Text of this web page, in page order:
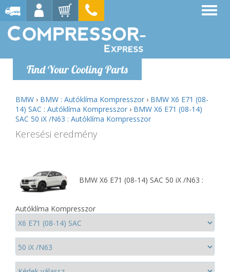
Find Your Cooling Parts
BMW › BMW : Autóklíma Kompresszor › BMW X6 E71 (08-
14) SAC : Autóklíma Kompresszor › BMW X6 E71 (08-14)
SAC 50 iX /N63 : Autóklíma Kompresszor
Keresési eredmény
BMW X6 E71 (08-14) SAC 50 iX /N63 :
Autóklíma Kompresszor